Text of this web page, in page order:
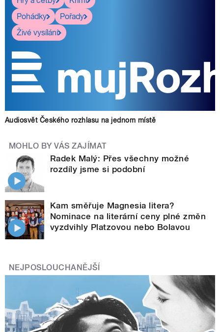
Pohádky
Pořady
Živé vysílání
Audiosvět Českého rozhlasu na jednom místě
MOHLO BY VÁS ZAJÍMAT
Radek Malý: Přes všechny možné
rozdíly jsme si podobní
Kam směřuje Magnesia litera?
Nominace na literární ceny plné změn
vyzdvihly Platzovou nebo Bolavou
NEJPOSLOUCHANĚJŠÍ